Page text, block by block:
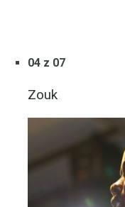
04 z 07
Zouk